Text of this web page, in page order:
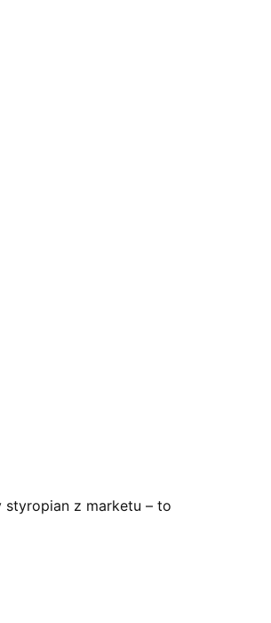
styropian z marketu – to